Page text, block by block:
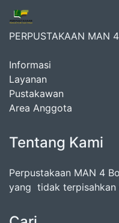
PERPUSTAKAAN MAN
Informasi
Layanan
Pustakawan
Area Anggota
Tentang Kami
Perpustakaan MAN 4
yang tidak terpisahkan